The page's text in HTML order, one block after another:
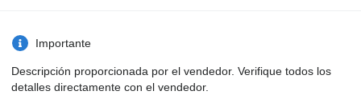
Importante
Descripción proporcionada por el vendedor. Verifique todos los
detalles directamente con el vendedor.